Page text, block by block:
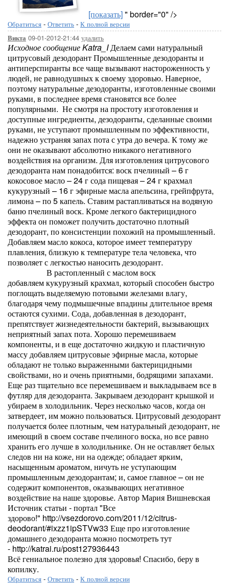
[показать]" border="0" />
Обратиться - Ответить - К полной версии
Викта 09-01-2012-21:44 удалить
Исходное сообщение Katra_IДелаем сами натуральный
цитрусовый дезодорант Промышленные дезодоранты и
антиперспиранты все чаще вызывают настороженность у
людей, не равнодушных к своему здоровью. Наверное,
поэтому натуральные дезодоранты, изготовленные своими
руками, в последнее время становятся все более
популярными. Не смотря на простоту изготовления и
доступные ингредиенты, дезодоранты, сделанные своими
руками, не уступают промышленным по эффективности,
надежно устраняя запах пота с утра до вечера. К тому же
они не оказывают абсолютно никакого негативного
воздействия на организм. Для изготовления цитрусового
дезодоранта нам понадобится: воск пчелиный – 6 г
кокосовое масло – 24 г сода пищевая – 24 г крахмал
кукурузный – 16 г эфирные масла апельсина, грейпфрута,
лимона – по 5 капель. Ставим растапливаться на водяную
баню пчелиный воск. Кроме легкого бактерицидного
эффекта он поможет получить достаточно плотный
дезодорант, по консистенции похожий на промышленный.
Добавляем масло кокоса, которое имеет температуру
плавления, близкую к температуре тела человека, что
позволяет с легкостью наносить дезодорант.
В растопленный с маслом воск
добавляем кукурузный крахмал, который способен быстро
поглощать выделяемую потовыми железами влагу,
благодаря чему подмышечные впадины длительное время
остаются сухими. Сода, добавленная в дезодорант,
препятствует жизнедеятельности бактерий, вызывающих
неприятный запах пота. Хорошо перемешиваем
компоненты, и в еще достаточно жидкую и пластичную
массу добавляем цитрусовые эфирные масла, которые
обладают не только выраженными бактерицидными
свойствами, но и очень приятными, бодрящими запахами.
Еще раз тщательно все перемешиваем и выкладываем все в
футляр для дезодоранта. Закрываем дезодорант крышкой и
убираем в холодильник. Через несколько часов, когда он
затвердеет, им можно пользоваться. Цитрусовый дезодорант
получается более плотным, чем натуральный дезодорант, не
имеющий в своем составе пчелиного воска, но все равно
хранить его лучше в холодильнике. Он не оставляет белых
следов ни на коже, ни на одежде; обладает ярким,
насыщенным ароматом, ничуть не уступающим
промышленным дезодорантам; и, самое главное – он не
содержит компонентов, оказывающих негативное
воздействие на наше здоровье. Автор Мария Вишневская
Источник статьи - портал "Все
здорово!" http://vsezdorovo.com/2011/12/citrus-
deodorant/#ixzz1ipSTVw33 Еще про изготовление
домашнего дезодоранта можно посмотреть тут
- http://katrai.ru/post127936443
Всё гениальное полезно для здоровья! Спасибо, беру в
копилку.
Обратиться - Ответить - К полной версии